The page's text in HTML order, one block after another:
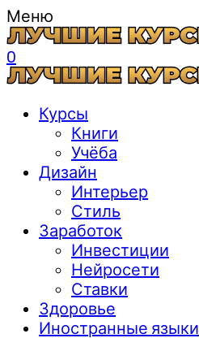
Меню
0
Курсы
Книги
Учёба
Дизайн
Интерьер
Стиль
Заработок
Инвестиции
Нейросети
Ставки
Здоровье
Иностранные языки